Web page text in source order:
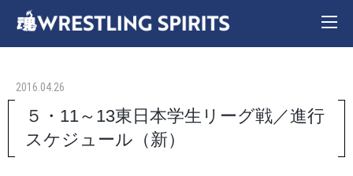
2016.04.26
５・11～13東日本学生リーグ戦／進行
スケジュール（新）